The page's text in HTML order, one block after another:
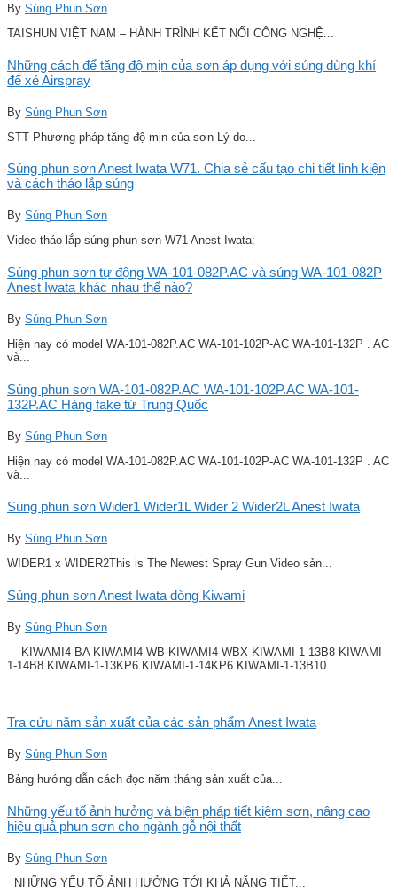
By Súng Phun Sơn
TAISHUN VIỆT NAM – HÀNH TRÌNH KẾT NỐI CÔNG NGHỆ...
Những cách để tăng độ mịn của sơn áp dụng với súng dùng khí
để xé Airspray
By Súng Phun Sơn
STT Phương pháp tăng độ mịn của sơn Lý do...
Súng phun sơn Anest Iwata W71. Chia sẻ cấu tạo chi tiết linh kiện
và cách tháo lắp súng
By Súng Phun Sơn
Video tháo lắp súng phun sơn W71 Anest Iwata:
Súng phun sơn tự động WA-101-082P.AC và súng WA-101-082P
Anest Iwata khác nhau thế nào?
By Súng Phun Sơn
Hiện nay có model WA-101-082P.AC WA-101-102P-AC WA-101-132P . AC
và...
Súng phun sơn WA-101-082P.AC WA-101-102P.AC WA-101-
132P.AC Hàng fake từ Trung Quốc
By Súng Phun Sơn
Hiện nay có model WA-101-082P.AC WA-101-102P-AC WA-101-132P . AC
và...
Súng phun sơn Wider1 Wider1L Wider 2 Wider2L Anest Iwata
By Súng Phun Sơn
WIDER1 x WIDER2This is The Newest Spray Gun Video sản...
Súng phun sơn Anest Iwata dòng Kiwami
By Súng Phun Sơn
KIWAMI4-BA KIWAMI4-WB KIWAMI4-WBX KIWAMI-1-13B8 KIWAMI-
1-14B8 KIWAMI-1-13KP6 KIWAMI-1-14KP6 KIWAMI-1-13B10...
Tra cứu năm sản xuất của các sản phẩm Anest Iwata
By Súng Phun Sơn
Bảng hướng dẫn cách đọc năm tháng sản xuất của...
Những yếu tố ảnh hưởng và biện pháp tiết kiệm sơn, nâng cao
hiệu quả phun sơn cho ngành gỗ nội thất
By Súng Phun Sơn
NHỮNG YẾU TỐ ẢNH HƯỞNG TỚI KHẢ NĂNG TIẾT...